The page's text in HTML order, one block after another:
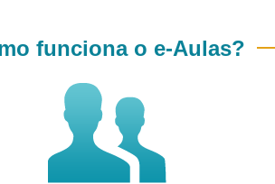
funciona o e-Aulas?